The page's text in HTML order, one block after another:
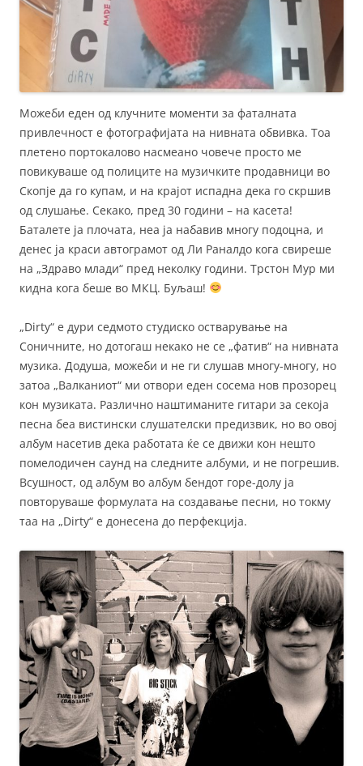
Можеби еден од клучните моменти за фаталната
привлечност е фотографијата на нивната обвивка. Тоа
плетено портокалово насмеано човече просто ме
повикуваше од полиците на музичките продавници во
Скопје да го купам, и на крајот испадна дека го скршив
од слушање. Секако, пред 30 години – на касета!
Баталете ја плочата, неа ја набавив многу подоцна, и
денес ја краси автограмот од Ли Раналдо кога свиреше
на „Здраво млади“ пред неколку години. Трстон Мур ми
кидна кога беше во МКЦ. Буљаш!
„Dirty“ е дури седмото студиско остварување на
Соничните, но дотогаш некако не се „фатив“ на нивната
музика. Додуша, можеби и не ги слушав многу-многу, но
затоа „Валканиот“ ми отвори еден сосема нов прозорец
кон музиката. Различно наштиманите гитари за секоја
песна беа вистински слушателски предизвик, но во овој
албум насетив дека работата ќе се движи кон нешто
помелодичен саунд на следните албуми, и не погрешив.
Всушност, од албум во албум бендот горе-долу ја
повторуваше формулата на создавање песни, но токму
таа на „Dirty“ е донесена до перфекција.